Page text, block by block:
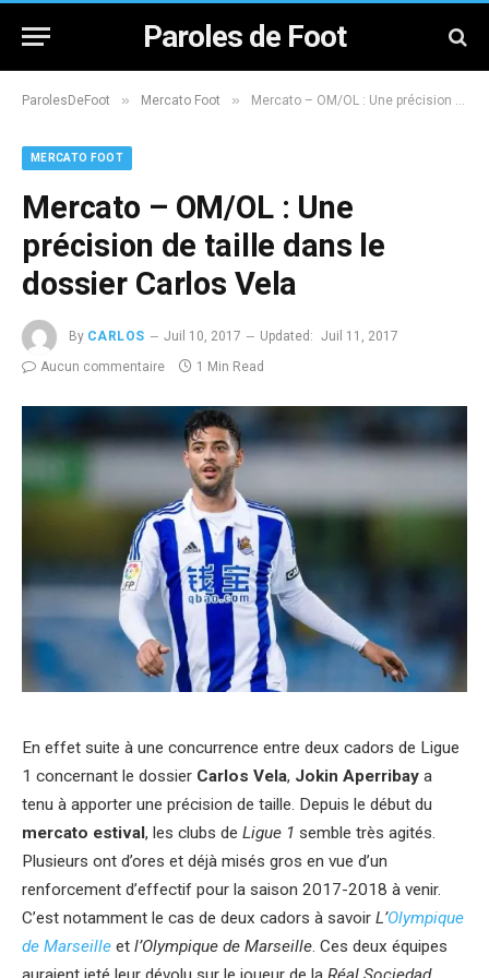
Paroles de Foot
ParolesDeFoot » Mercato Foot » Mercato – OM/OL : Une précision de taille dans le dossier Carlos Vela
MERCATO FOOT
Mercato – OM/OL : Une
précision de taille dans le
dossier Carlos Vela
By CARLOS Juil 10, 2017 Updated: Juil 11, 2017
Aucun commentaire
1 Min Read
En effet suite à une concurrence entre deux cadors de Ligue
1 concernant le dossier Carlos Vela, Jokin Aperribay a
tenu à apporter une précision de taille. Depuis le début du
mercato estival, les clubs de Ligue 1 semble très agités.
Plusieurs ont d’ores et déjà misés gros en vue d’un
renforcement d’effectif pour la saison 2017-2018 à venir.
C’est notamment le cas de deux cadors à savoir L’Olympique
de Marseille et l’Olympique de Marseille. Ces deux équipes